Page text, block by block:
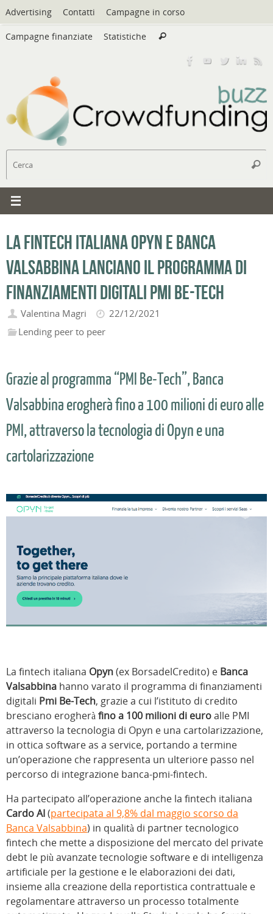
Vai
al
contenuto
Advertising Contatti Campagne in corso
Campagne finanziate Statistiche Cerca
Cerca
La fintech italiana Opyn e Banca
Valsabbina lanciano il programma di
finanziamenti digitali PMI Be-Tech
Valentina Magri
22/12/2021
Lending peer to peer
Grazie al programma “PMI Be-Tech”, Banca
Valsabbina erogherà fino a 100 milioni di euro alle
PMI, attraverso la tecnologia di Opyn e una
cartolarizzazione
La fintech italiana Opyn(ex BorsadelCredito) e Banca
Valsabbina hanno varato il programma di finanziamenti
digitali Pmi Be-Tech, grazie a cui l’istituto di credito
bresciano erogheràfino a 100 milioni di euroalle PMI
attraverso la tecnologia di Opyn e una cartolarizzazione,
in ottica software as a service, portando a termine
un’operazione che rappresenta un ulteriore passo nel
percorso di integrazione banca-pmi-fintech.
Ha partecipato all’operazione anche la fintech italiana
Cardo AI(partecipata al 9,8% dal maggio scorso da
Banca Valsabbina) in qualità di partner tecnologico
fintech che mette a disposizione del mercato del private
debt le più avanzate tecnologie software e di intelligenza
artificiale per la gestione e le elaborazioni dei dati,
insieme alla creazione della reportistica contrattuale e
regolamentare attraverso un processo totalmente